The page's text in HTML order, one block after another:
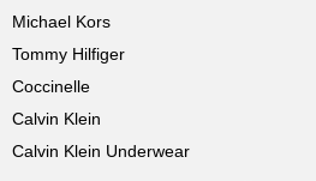
Michael Kors
Tommy Hilfiger
Coccinelle
Calvin Klein
Calvin Klein Underwear